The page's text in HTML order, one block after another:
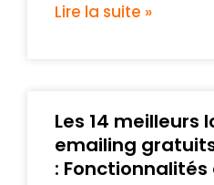
Lire la suite »
Les 14 meilleurs
emailing
: